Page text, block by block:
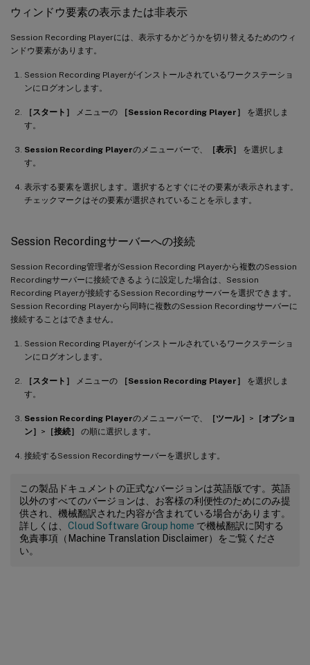
ウィンドウ要素の表示または非表示
Session Recording Playerには、表示するかどうかを切り替えるためのウィ
ンドウ要素があります。
Session Recording Playerがインストールされているワークステーショ
ンにログオンします。
［スタート］ メニューの ［Session Recording Player］
を選択しま
す。
Session Recording Playerのメニューバーで、 ［表示］
を選択しま
す。
表示する要素を選択します。選択するとすぐにその要素が表示されます。
チェックマークはその要素が選択されていることを示します。
Session Recordingサーバーへの接続
Session Recording管理者がSession Recording Playerから複数のSession
Recordingサーバーに接続できるように設定した場合は、Session
Recording Playerが接続するSession Recordingサーバーを選択できます。
Session Recording Playerから同時に複数のSession Recordingサーバーに
接続することはできません。
Session Recording Playerがインストールされているワークステーショ
ンにログオンします。
［スタート］ メニューの ［Session Recording Player］
を選択しま
す。
Session Recording Playerのメニューバーで、 ［ツール］ > ［オプショ
ン］ > ［接続］ の順に選択します。
接続するSession Recordingサーバーを選択します。
この製品ドキュメントの正式なバージョンは英語版です。英語
以外のすべてのバージョンは、お客様の利便性のためにのみ提
供され、機械翻訳された内容が含まれている場合があります。
詳しくは、 Cloud Software Group home で機械翻訳に関する
免責事項（Machine Translation Disclaimer）をご覧くださ
い。